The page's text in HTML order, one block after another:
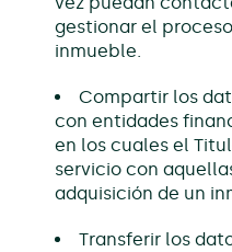
gestionar el
inmueble.
Compartir los
con entidades
en los cuales el
servicio con
adquisición de un
Transferir los